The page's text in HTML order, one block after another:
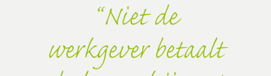
Niet de
werkgever betaalt